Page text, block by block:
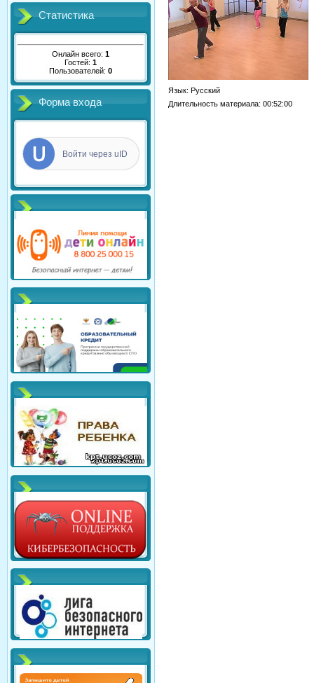
Статистика
Онлайн всего: 1
Гостей: 1
Пользователей: 0
Форма входа
Войти через uID
Язык: Русский
Длительность материала: 00:52:00